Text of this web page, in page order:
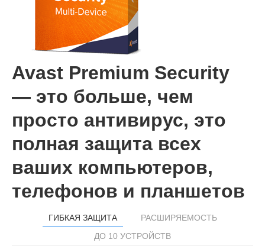
Avast Premium Security
— это больше, чем
просто антивирус, это
полная защита всех
ваших компьютеров,
телефонов и планшетов
ГИБКАЯ ЗАЩИТА
РАСШИРЯЕМОСТЬ
ДО 10 УСТРОЙСТВ